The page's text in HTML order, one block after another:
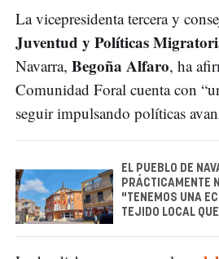
La vicepresidenta tercera y
Juventud y Políticas
Navarra, Begoña Alfaro, ha
Comunidad Foral cuenta con
seguir impulsando políticas
EL PUEBLO DE
PRÁCTICAMENTE
"TENEMOS UNA
TEJIDO LOCAL